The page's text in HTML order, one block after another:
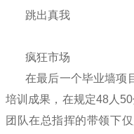
跳出真我
疯狂市场
在最后一个毕业墙项
培训成果，在规定48人
团队在总指挥的带领下